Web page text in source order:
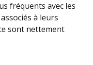
fréquents avec les
à leurs
sont nettement